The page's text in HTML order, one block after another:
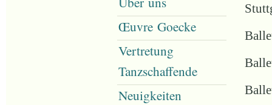
Œuvre Goecke
Vertretung
Tanzschaffende
Neuigkeiten